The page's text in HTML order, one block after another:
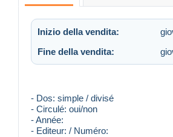
Inizio della vendita:
Fine della vendita:
- Dos: simple / divisé
- Circulé: oui/non
- Année:
- Editeur: / Numéro: